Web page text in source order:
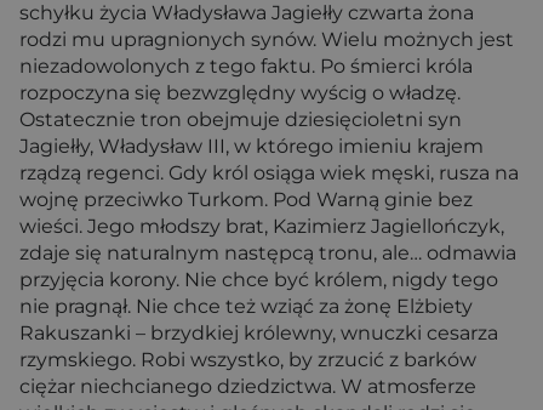
schyłku życia Władysława Jagiełły czwarta żona
rodzi mu upragnionych synów. Wielu możnych jest
niezadowolonych z tego faktu. Po śmierci króla
rozpoczyna się bezwzględny wyścig o władzę.
Ostatecznie tron obejmuje dziesięcioletni syn
Jagiełły, Władysław III, w którego imieniu krajem
rządzą regenci. Gdy król osiąga wiek męski, rusza na
wojnę przeciwko Turkom. Pod Warną ginie bez
wieści. Jego młodszy brat, Kazimierz Jagiellończyk,
zdaje się naturalnym następcą tronu, ale… odmawia
przyjęcia korony. Nie chce być królem, nigdy tego
nie pragnął. Nie chce też wziąć za żonę Elżbiety
Rakuszanki – brzydkiej królewny, wnuczki cesarza
rzymskiego. Robi wszystko, by zrzucić z barków
ciężar niechcianego dziedzictwa. W atmosferze